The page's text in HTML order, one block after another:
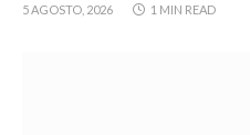
5 AGOSTO, 2026 1 MIN READ